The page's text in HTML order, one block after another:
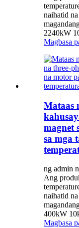
naihatid
2240kW
Magbasa
Mataas
magnet
sa mga
ng admin
Ang
naihatid
400kW
Magbasa